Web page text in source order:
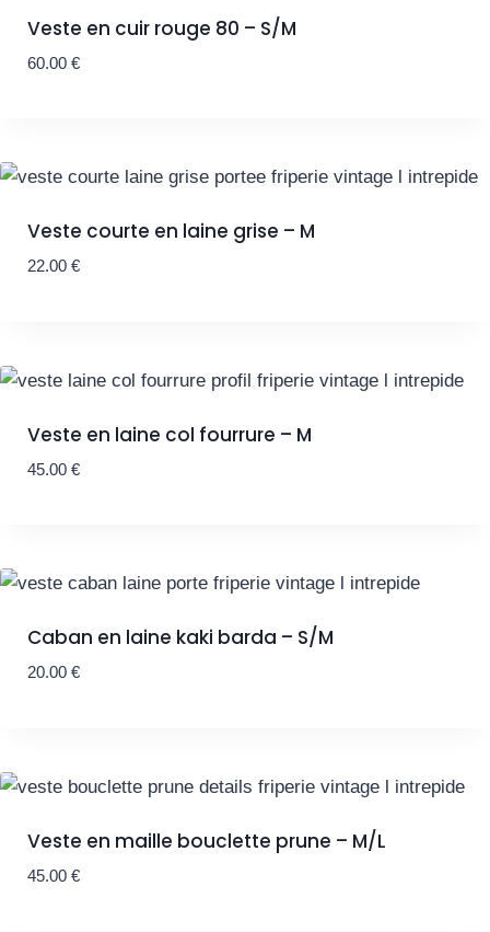
Veste en cuir rouge 80 – S/M
60.00 €
Veste courte en laine grise – M
22.00 €
Veste en laine col fourrure – M
45.00 €
Caban en laine kaki barda – S/M
20.00 €
Veste en maille bouclette prune – M/L
45.00 €